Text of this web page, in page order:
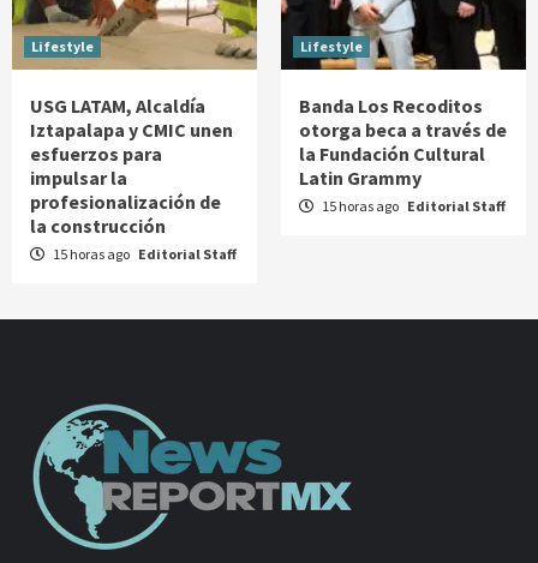
Lifestyle
USG LATAM, Alcaldía
Iztapalapa y CMIC unen
esfuerzos para
impulsar la
profesionalización de
la construcción
15 horas ago Editorial Staff
Lifestyle
Banda Los Recoditos
otorga beca a través de
la Fundación Cultural
Latin Grammy
15 horas ago Editorial Staff